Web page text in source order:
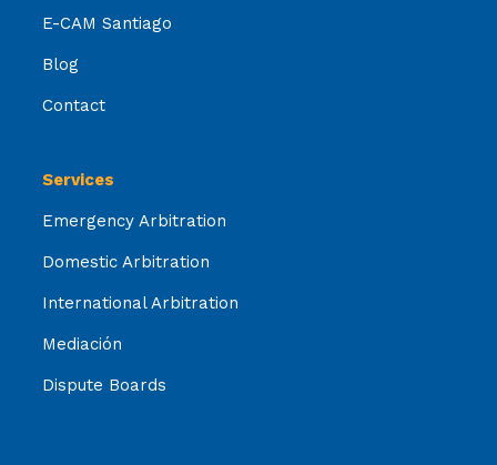
E-CAM Santiago
Blog
Contact
Services
Emergency Arbitration
Domestic Arbitration
International Arbitration
Mediación
Dispute Boards